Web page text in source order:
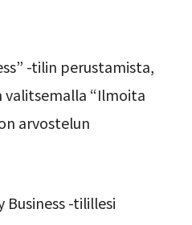
-tilin perustamista,
“Ilmoita
arvostelun
Business -tilillesi